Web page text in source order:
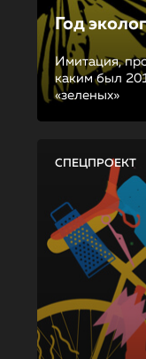
Год
Имитация,
каким был
«зеленых»
СПЕЦПРОЕКТ